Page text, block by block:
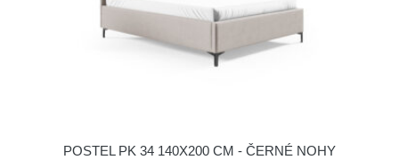
POSTEL PK 34 140X200 CM - ČERNÉ NOHY